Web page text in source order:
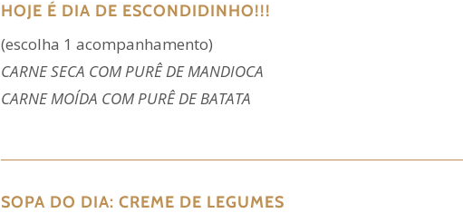
HOJE É DIA DE ESCONDIDINHO!!!
(escolha 1 acompanhamento)
CARNE SECA COM PURÊ DE MANDIOCA
CARNE MOÍDA COM PURÊ DE BATATA
SOPA DO DIA: CREME DE LEGUMES